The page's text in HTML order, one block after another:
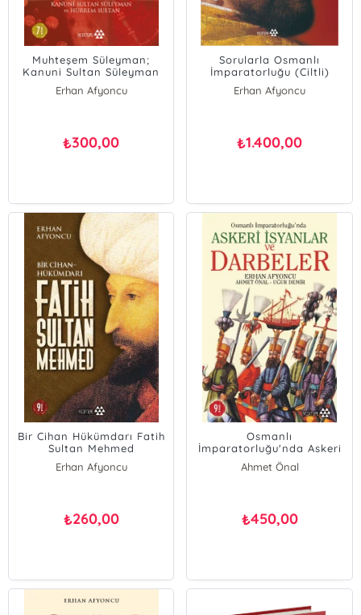
Muhteşem Süleyman;
Kanuni Sultan Süleyman
ve Hürrem Sultan
Erhan Afyoncu
₺300,00
Sorularla Osmanlı
İmparatorluğu (Ciltli)
Erhan Afyoncu
₺1.400,00
Bir Cihan Hükümdarı Fatih
Sultan Mehmed
Erhan Afyoncu
₺260,00
Osmanlı
İmparatorluğu'nda Askeri
İsyanlar ve Darbeler
Ahmet Önal
₺450,00